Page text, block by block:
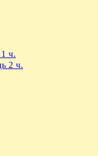
ч.
2 ч.